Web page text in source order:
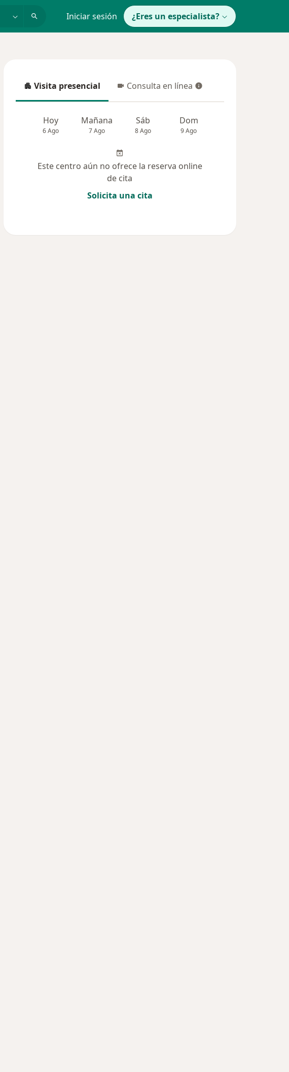
Iniciar sesión ¿Eres un especialista?
Visita presencial
Visita presencial Consulta en línea
Consulta en línea
Hoy
6 Ago
Mañana
7 Ago
Sáb
8 Ago
Dom
9 Ago
Este centro aún no ofrece la reserva online
de cita
Solicita una cita